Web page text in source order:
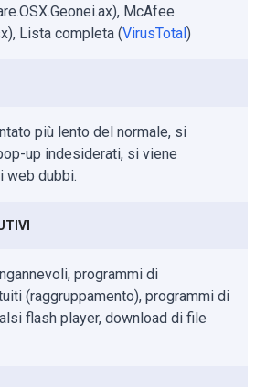
McAfee
Lista completa (VirusTotal )
più lento del normale, si
up indesiderati, si viene
web dubbi.
programmi di
(raggruppamento), programmi di
flash player, download di file